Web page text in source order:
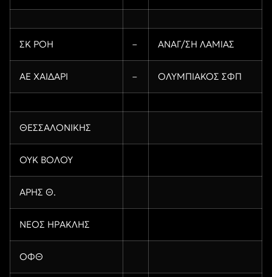
ΣΚ ΡΟΗ – ΑΝΑΓ/ΣΗ ΛΑΜΙΑΣ
ΑΕ ΧΑΙΔΑΡΙ – ΟΛΥΜΠΙΑΚΟΣ ΣΦΠ
ΘΕΣΣΑΛΟΝΙΚΗΣ
ΟΥΚ ΒΟΛΟΥ
ΑΡΗΣ Θ.
ΝΕΟΣ ΗΡΑΚΛΗΣ
ΟΦΘ